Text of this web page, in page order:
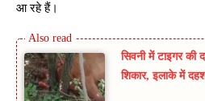
आ रहे हैं।
सिवनी में टाइगर की
शिकार, इलाके में